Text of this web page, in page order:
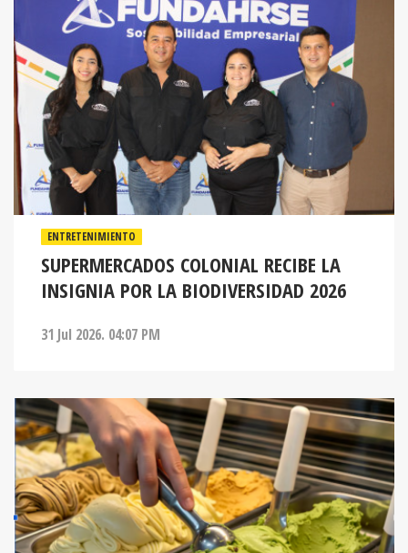
ENTRETENIMIENTO
SUPERMERCADOS COLONIAL RECIBE LA
INSIGNIA POR LA BIODIVERSIDAD 2026
31 Jul 2026. 04:07 PM